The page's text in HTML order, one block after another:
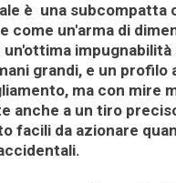
è una subcompatta
come un'arma di
un'ottima impugnabilità
grandi, e un profilo
ma con mire
anche a un tiro
facili da azionare